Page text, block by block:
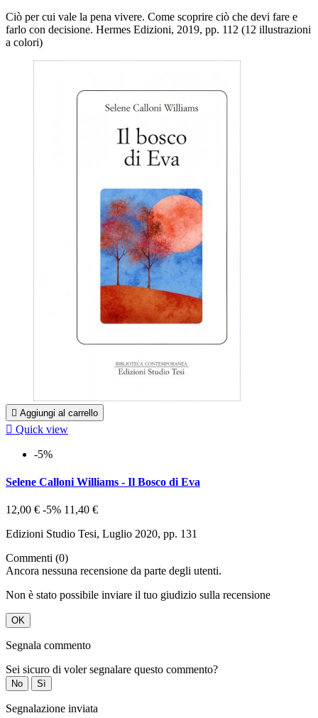
Ciò per cui vale la pena vivere. Come scoprire ciò che devi fare e
farlo con decisione. Hermes Edizioni, 2019, pp. 112 (12 illustrazioni
a colori)
 Aggiungi al carrello
 Quick view
-5%
Selene Calloni Williams - Il Bosco di Eva
12,00 € -5% 11,40 €
Edizioni Studio Tesi, Luglio 2020, pp. 131
Commenti (0)
Ancora nessuna recensione da parte degli utenti.
Non è stato possibile inviare il tuo giudizio sulla recensione
OK
Segnala commento
Sei sicuro di voler segnalare questo commento?
No Sì
Segnalazione inviata